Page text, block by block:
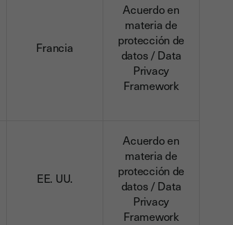
Francia
Acuerdo en
materia de
protección de
datos / Data
Privacy
Framework
EE. UU.
Acuerdo en
materia de
protección de
datos / Data
Privacy
Framework